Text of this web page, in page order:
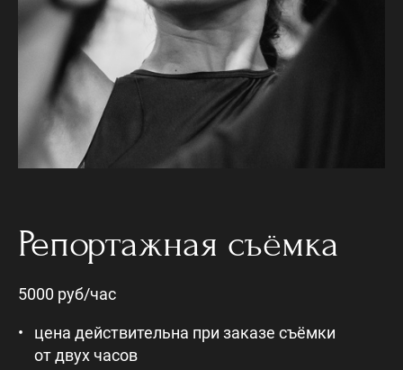
Репортажная съёмка
5000 руб/час
цена действительна при заказе съёмки
от двух часов